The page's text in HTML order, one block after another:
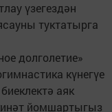
үзегездән
туктатырга
долголетие»
күнегүе
аяк
йомшартыгыз